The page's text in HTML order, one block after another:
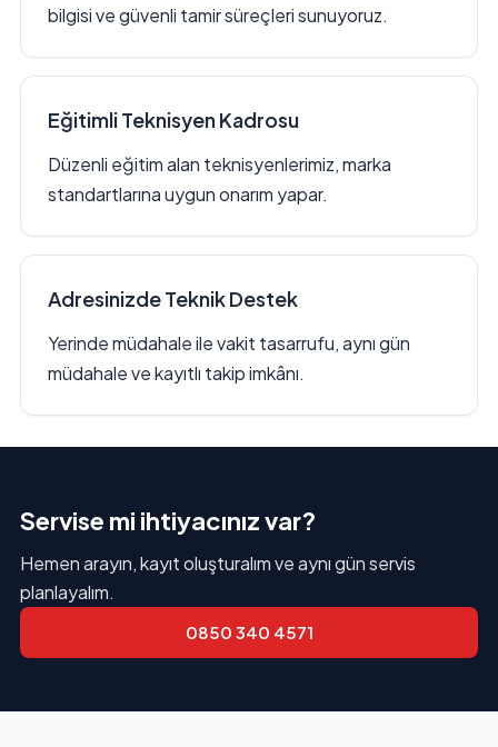
bilgisi ve güvenli tamir süreçleri sunuyoruz.
Eğitimli Teknisyen Kadrosu
Düzenli eğitim alan teknisyenlerimiz, marka
standartlarına uygun onarım yapar.
Adresinizde Teknik Destek
Yerinde müdahale ile vakit tasarrufu, aynı gün
müdahale ve kayıtlı takip imkânı.
Servise mi ihtiyacınız var?
Hemen arayın, kayıt oluşturalım ve aynı gün servis
planlayalım.
0850 340 4571